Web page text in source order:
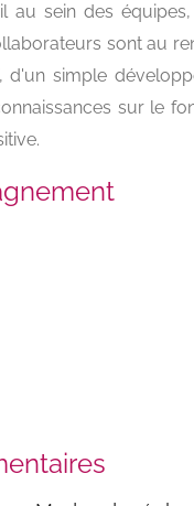
au sein des
sont au
d'un simple
sur le